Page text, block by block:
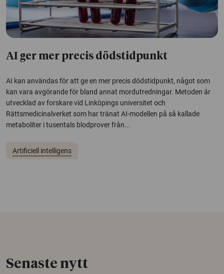
AI ger mer precis dödstidpunkt
AI kan användas för att ge en mer precis dödstidpunkt, något som
kan vara avgörande för bland annat mordutredningar. Metoden är
utvecklad av forskare vid Linköpings universitet och
Rättsmedicinalverket som har tränat AI-modellen på så kallade
metaboliter i tusentals blodprover från...
Artificiell intelligens
Senaste nytt